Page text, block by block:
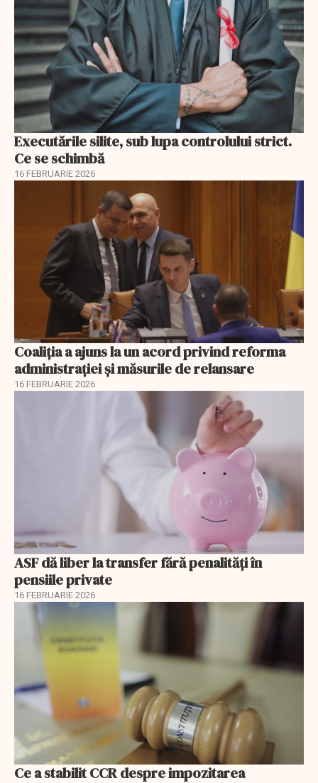
Executările silite, sub lupa controlului strict.
Ce se schimbă
16 FEBRUARIE 2026
Coaliția a ajuns la un acord privind reforma
administrației și măsurile de relansare
16 FEBRUARIE 2026
ASF dă liber la transfer fără penalități în
pensiile private
16 FEBRUARIE 2026
Ce a stabilit CCR despre impozitarea